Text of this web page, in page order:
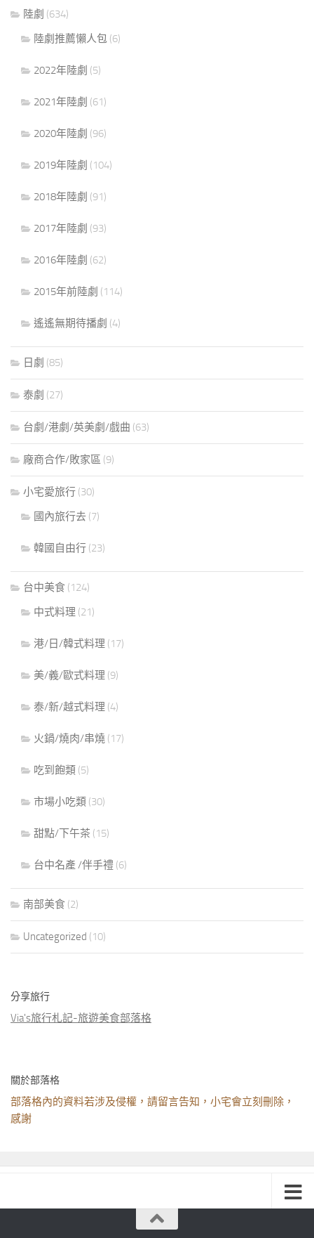
陸劇 (634)
陸劇推薦懶人包 (6)
2022年陸劇 (5)
2021年陸劇 (61)
2020年陸劇 (96)
2019年陸劇 (104)
2018年陸劇 (91)
2017年陸劇 (93)
2016年陸劇 (62)
2015年前陸劇 (114)
遙遙無期待播劇 (4)
日劇 (85)
泰劇 (27)
台劇/港劇/英美劇/戲曲 (63)
廠商合作/敗家區 (9)
小宅愛旅行 (30)
國內旅行去 (7)
韓國自由行 (23)
台中美食 (124)
中式料理 (21)
港/日/韓式料理 (17)
美/義/歐式料理 (9)
泰/新/越式料理 (4)
火鍋/燒肉/串燒 (17)
吃到飽類 (5)
市場小吃類 (30)
甜點/下午茶 (15)
台中名產 /伴手禮 (6)
南部美食 (2)
Uncategorized (10)
分享旅行
Via's旅行札記-旅遊美食部落格
關於部落格
部落格內的資料若涉及侵權，請留言告知，小宅會立刻刪除，
感謝